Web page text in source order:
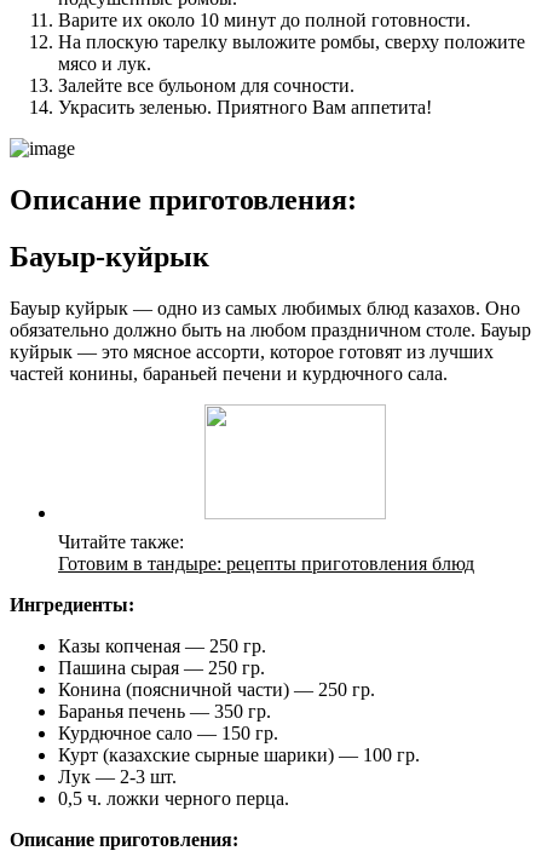
Варите их около 10 минут до полной готовности.
На плоскую тарелку выложите ромбы, сверху положите
мясо и лук.
Залейте все бульоном для сочности.
Украсить зеленью. Приятного Вам аппетита!
Описание приготовления:
Бауыр-куйрык
Бауыр куйрык — одно из самых любимых блюд казахов. Оно
обязательно должно быть на любом праздничном столе. Бауыр
куйрык — это мясное ассорти, которое готовят из лучших
частей конины, бараньей печени и курдючного сала.
Читайте также:
Готовим в тандыре: рецепты приготовления блюд
Ингредиенты:
Казы копченая — 250 гр.
Пашина сырая — 250 гр.
Конина (поясничной части) — 250 гр.
Баранья печень — 350 гр.
Курдючное сало — 150 гр.
Курт (казахские сырные шарики) — 100 гр.
Лук — 2-3 шт.
0,5 ч. ложки черного перца.
Описание приготовления: